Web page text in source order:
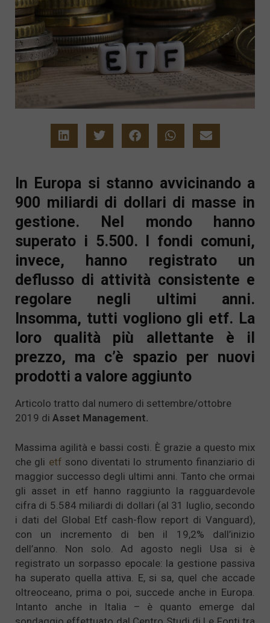
In Europa si stanno avvicinando a
900 miliardi di dollari di masse in
gestione. Nel mondo hanno
superato i 5.500. I fondi comuni,
invece, hanno registrato un
deflusso di attività consistente e
regolare negli ultimi anni.
Insomma, tutti vogliono gli etf. La
loro qualità più allettante è il
prezzo, ma c’è spazio per nuovi
prodotti a valore aggiunto
Articolo tratto dal numero di settembre/ottobre
2019 di Asset Management.
Massima agilità e bassi costi. È grazie a questo mix
che gli etf sono diventati lo strumento finanziario di
maggior successo degli ultimi anni. Tanto che ormai
gli asset in etf hanno raggiunto la ragguardevole
cifra di 5.584 miliardi di dollari (al 31 luglio, secondo
i dati del Global Etf cash-flow report di Vanguard),
con un incremento di ben il 19,2% dall’inizio
dell’anno. Non solo. Ad agosto negli Usa si è
registrato un sorpasso epocale: la gestione passiva
ha superato quella attiva. E, si sa, quel che accade
oltreoceano, prima o poi, succede anche in Europa.
Intanto anche in Italia – è quanto emerge dal